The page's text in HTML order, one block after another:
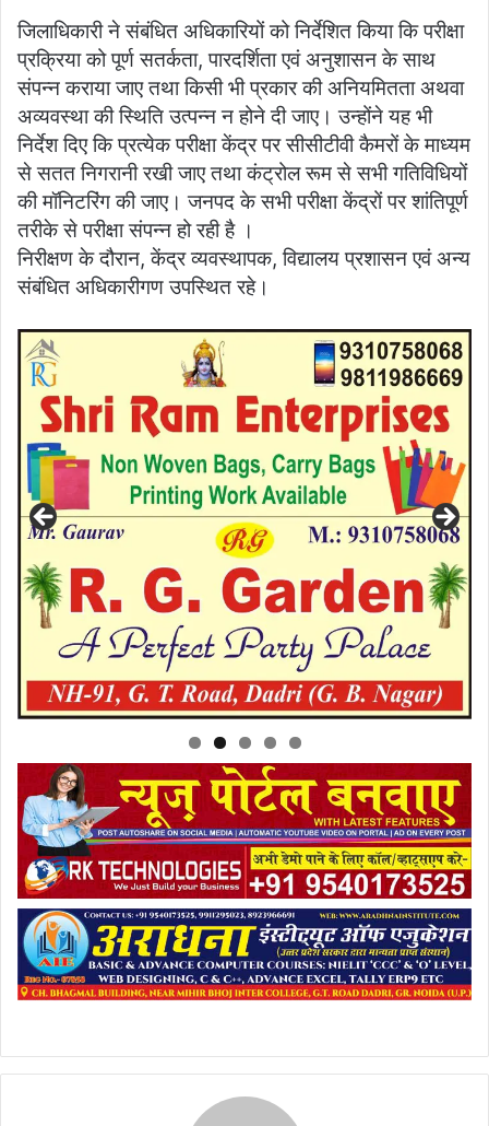
जिलाधिकारी ने संबंधित अधिकारियों को निर्देशित किया कि परीक्षा
प्रक्रिया को पूर्ण सतर्कता, पारदर्शिता एवं अनुशासन के साथ
संपन्न कराया जाए तथा किसी भी प्रकार की अनियमितता अथवा
अव्यवस्था की स्थिति उत्पन्न न होने दी जाए। उन्होंने यह भी
निर्देश दिए कि प्रत्येक परीक्षा केंद्र पर सीसीटीवी कैमरों के माध्यम
से सतत निगरानी रखी जाए तथा कंट्रोल रूम से सभी गतिविधियों
की मॉनिटरिंग की जाए। जनपद के सभी परीक्षा केंद्रों पर शांतिपूर्ण
तरीके से परीक्षा संपन्न हो रही है ।
निरीक्षण के दौरान, केंद्र व्यवस्थापक, विद्यालय प्रशासन एवं अन्य
संबंधित अधिकारीगण उपस्थित रहे।